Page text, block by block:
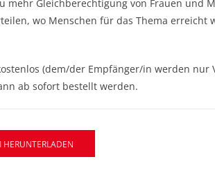
mehr Gleichberechtigung von Frauen und
wo Menschen für das Thema erreicht
(dem/der Empfänger/in werden nur
ab sofort bestellt werden.
HERUNTERLADEN